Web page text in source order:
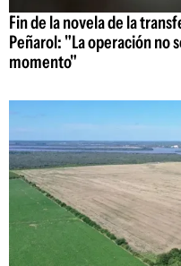
Fin de la novela de la
Peñarol: "La operación no
momento"